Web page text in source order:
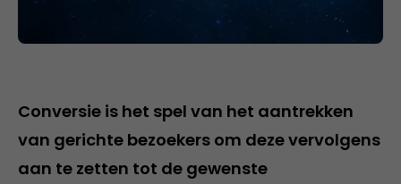
Conversie is het spel van het aantrekken
van gerichte bezoekers om deze vervolgens
aan te zetten tot de gewenste